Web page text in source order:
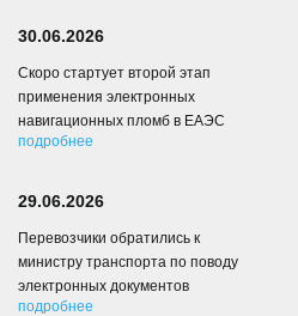
30.06.2026
Скоро стартует второй этап
применения электронных
навигационных пломб в ЕАЭС
подробнее
29.06.2026
Перевозчики обратились к
министру транспорта по поводу
электронных документов
подробнее